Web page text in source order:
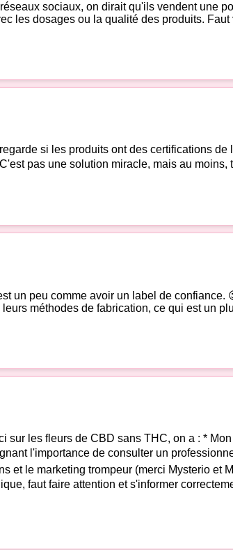
sociaux, on dirait qu'ils vendent une
les dosages ou la qualité des produits. Faut
si les produits ont des certifications
pas une solution miracle, mais au moins,
un peu comme avoir un label de
méthodes de fabrication, ce qui est un
sur les fleurs de CBD sans THC, on a : *
l'importance de consulter un
et le marketing trompeur (merci Mysterio
faut faire attention et s'informer